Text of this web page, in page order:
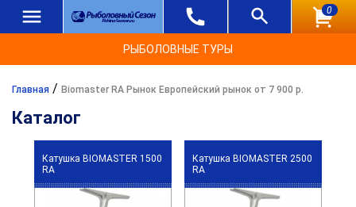
0
РЫБОЛОВНЫЕ ТУРЫ
Главная / Biomaster RA Рынок Европейский рынок от 7 900 р.
Каталог
Катушка BIOMASTER 1500
RA
Катушка BIOMASTER 2500
RA